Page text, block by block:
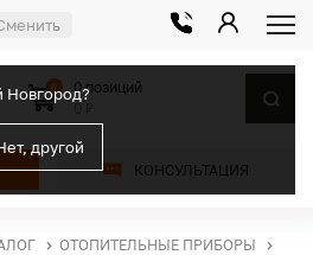
другой
КОНСУЛЬТАЦИЯ
0
0 позиций
ОТОПИТЕЛЬНЫЕ ПРИБОРЫ